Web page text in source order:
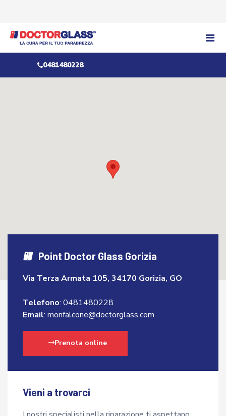
0481480228
Point Doctor Glass Gorizia
Via Terza Armata 105, 34170 Gorizia, GO
Telefono: 0481480228
Email: monfalcone@doctorglass.com
Prenota online
Vieni a trovarci